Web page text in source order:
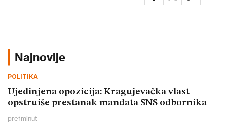
Najnovije
POLITIKA
Ujedinjena opozicija: Kragujevačka vlast
opstruiše prestanak mandata SNS odbornika
pre1minut